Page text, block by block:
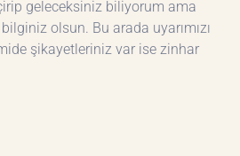
geleceksiniz biliyorum ama
olsun. Bu arada uyarımızı
şikayetleriniz var ise zinhar